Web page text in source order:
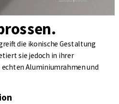
die ikonische Gestaltung
sie jedoch in ihrer
Aluminiumrahmen und